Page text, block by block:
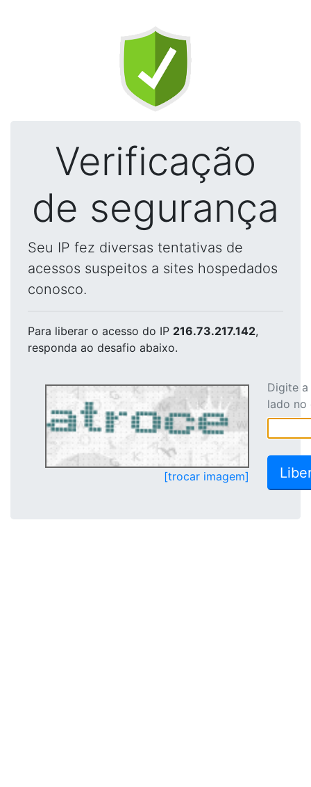
Verificação
de segurança
Seu IP fez diversas tentativas de
acessos suspeitos a sites hospedados
conosco.
Para liberar o acesso do IP 216.73.217.142,
responda ao desafio abaixo.
[trocar imagem]
Digite
lado no